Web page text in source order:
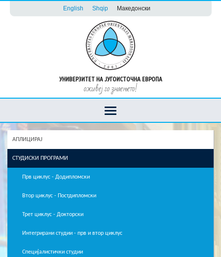
English Shqip Македонски
УНИВЕРЗИТЕТ НА ЈУГОИСТОЧНА ЕВРОПА
оживеј го знаењето!
АПЛИЦИРАЈ
СТУДИСКИ ПРОГРАМИ
Прв циклус - Додипломски
Втор циклус - Постдипломски
Трет циклус - Докторски
Интегрирани студии - прв и втор циклус
Специјалистички студии